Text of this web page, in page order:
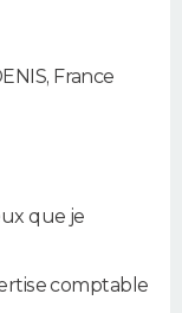
, France
que je
comptable